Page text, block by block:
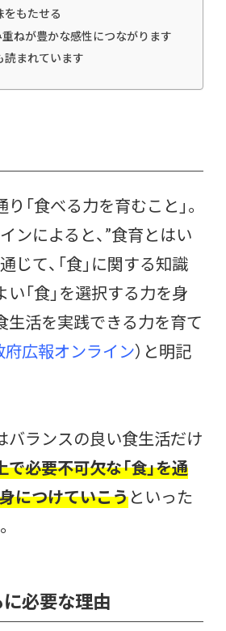
をもたせる
ねが豊かな感性につながります
読まれています
「食べる力を育むこと」。
ンによると、”食育とはい
じて、「食」に関する知識
い「食」を選択する力を身
生活を実践できる力を育て
府広報オンライン） と明記
バランスの良い食生活だけ
必要不可欠な「食」を通
につけていこうといった
必要な理由